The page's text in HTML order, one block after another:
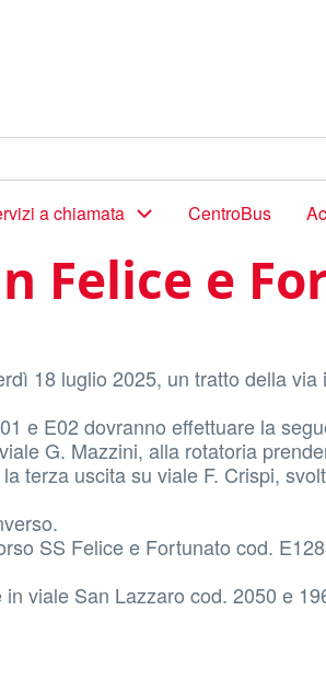
a chiamata CentroBus
Felice e
18 luglio 2025, un tratto della via
e E02 dovranno effettuare la
G. Mazzini, alla rotatoria
terza uscita su viale F. Crispi,
SS Felice e Fortunato cod.
viale San Lazzaro cod. 2050 e